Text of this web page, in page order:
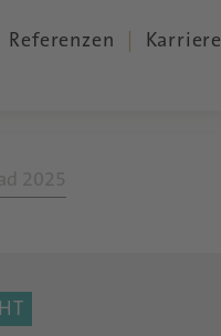
Referenzen Karriere
2025